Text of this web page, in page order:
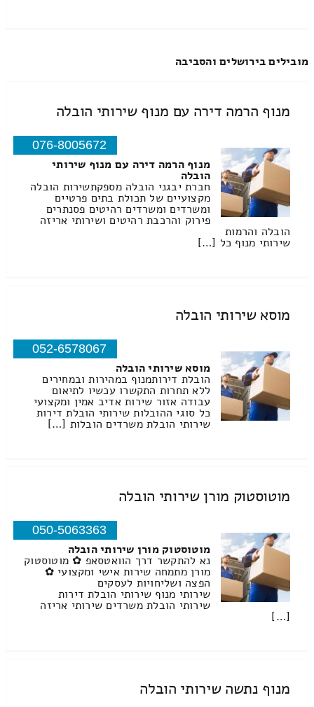
מובילים בירושלים והסביבה
מנוף הרמה דירה עם מנוף שירותי הובלה
076-8005672
מנוף הרמה דירה עם מנוף שירותי
הובלה
חברת יבגני הובלה מספקתשירות הובלה
מקצועיים של תכולת בתים פרטיים
ומשרדים ומשרדים רהיטים פסנתרים
פירוק והרכבת רהיטים ושירותי אריזה
הובלה והרמות
שירותי מנוף כל […]
מוסא שירותי הובלה
052-6578067
מוסא שירותי הובלה
הובלת דירותמנוף במהירות ובמחירים
ללא תחרות התקשרו עכשיו לתיאום
עבודה אזור שירות אדיב אמין ומקצועי
כל סוגי ההובלות שירותי הובלת דירות
שירותי הובלת משרדים הובלות […]
מוטוסטוק מורן שירותי הובלה
050-5063363
מוטוסטוק מורן שירותי הובלה
נא להתקשר דרך הוואטסאפ ✿ מוטוסטוק
מורן מתמחה שירות אישי ומקצועי ✿
הפצה ושליחויות לעסקים
שירותי מנוף שירותי הובלת דירות
שירותי הובלת משרדים שירותי אריזה
[…]
מנוף נתשה שירותי הובלה